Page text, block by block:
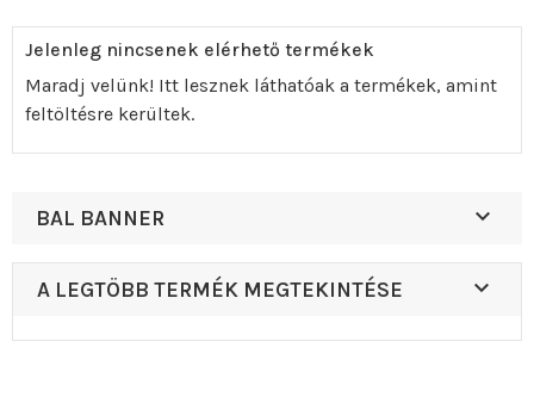
Jelenleg nincsenek elérhető termékek
Maradj velünk! Itt lesznek láthatóak a termékek, amint
feltöltésre kerültek.
BAL BANNER 
A LEGTÖBB TERMÉK MEGTEKINTÉSE 